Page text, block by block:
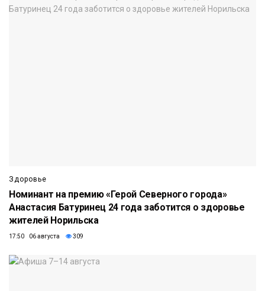
Здоровье
Номинант на премию «Герой Северного города»
Анастасия Батуринец 24 года заботится о здоровье
жителей Норильска
17:50 06 августа 309